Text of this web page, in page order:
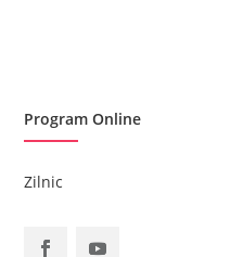
Program Online
Zilnic